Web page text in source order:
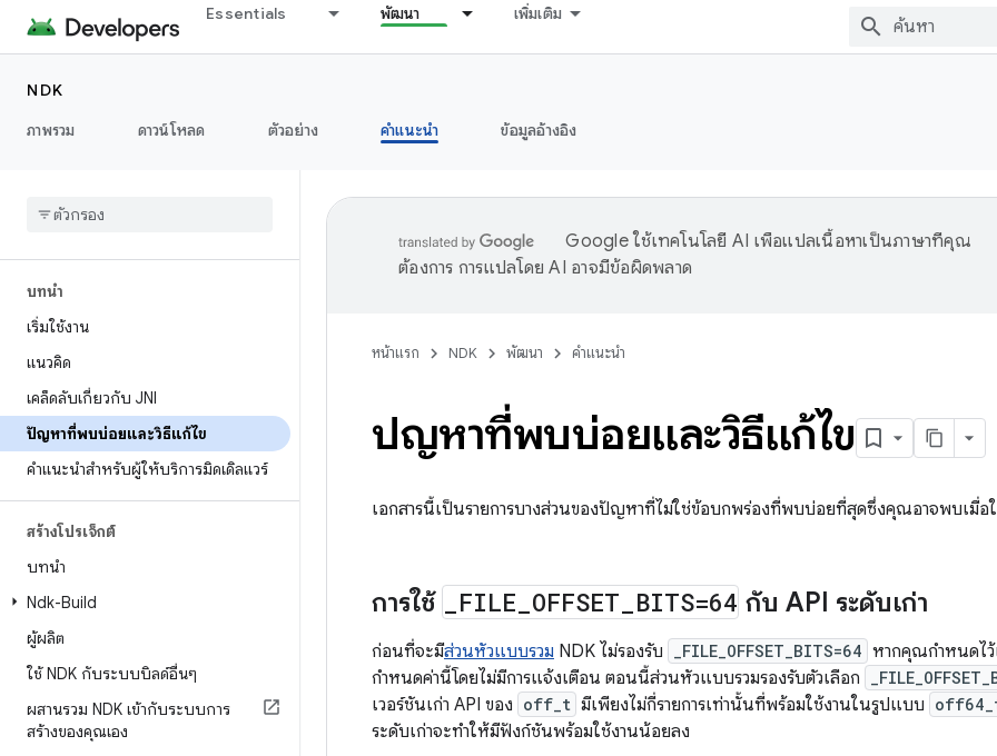
Essentials พัฒนา เพิ่มเติม
NDK
ภาพรวม
ดาวน์โหลด ตัวอย่าง คำแนะนำ ข้อมูลอ้างอิง
บทนำ
เริ่มใช้งาน
แนวคิด
เคล็ดลับเกี่ยวกับ JNI
ปัญหาที่พบบ่อยและวิธีแก้ไข
คำแนะนำสำหรับผู้ให้บริการมิดเดิลแวร์
สร้างโปรเจ็กต์
บทนำ
Ndk-Build
ผู้ผลิต
ใช้ NDK กับระบบบิลด์อื่นๆ
ผสานรวม NDK เข้ากับระบบการ
สร้างของคุณเอง
Google ใช้เทคโนโลยี AI เพื่อแปลเนื้อหาเป็นภาษาที่คุณ
ต้องการ การแปลโดย AI อาจมีข้อผิดพลาด
หน้าแรก NDK พัฒนา คำแนะนำ
ปัญหาที่พบบ่อยและวิธีแก้ไข
เอกสารนี้เป็นรายการบางส่วนของปัญหาที่ไม่ใช่ข้อบกพร่องที่พบบ่อยที่สุดซึ่งคุณอาจพบเมื่
การใช้ FILE OFFSET BITS=64 กับ API ระดับเก่า
ก่อนที่จะมีส่วนหัวแบบรวม NDK ไม่รองรับ _FILE_OFFSET_BITS=64 หากคุณกำหนดไว้
กำหนดค่านี้โดยไม่มีการแจ้งเตือน ตอนนี้ส่วนหัวแบบรวมรองรับตัวเลือก
เวอร์ชันเก่า API ของ off_t มีเพียงไม่กี่รายการเท่านั้นที่พร้อมใช้งานในรูปแบบ
ระดับเก่าจะทำให้มีฟังก์ชันพร้อมใช้งานน้อยลง